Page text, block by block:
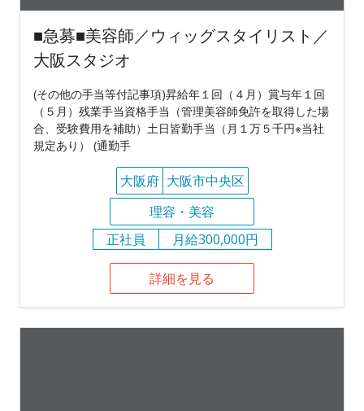
■急募■美容師／ウィッグスタイリスト／
大阪スタジオ
(その他の手当等付記事項)昇給年１回（４月）賞与年１回
（５月）残業手当資格手当（管理美容師免許を取得した場
合、受験費用を補助）土日皆勤手当（月１万５千円※当社
規定あり） (通勤手
大阪府 大阪市中央区
理容・美容
正社員
月給300,000円
詳細を見る